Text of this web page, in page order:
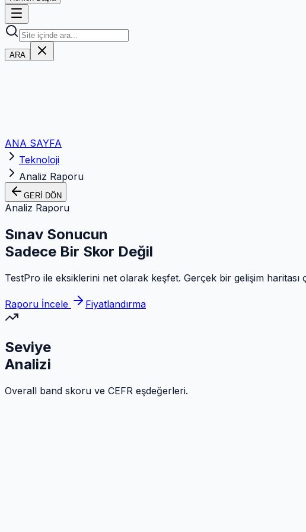
ARA
ANA SAYFA
Teknoloji
Analiz Raporu
GERİ DÖN
Analiz Raporu
Sınav Sonucun
Sadece Bir Skor Değil
TestPro ile eksiklerini net olarak keşfet. Gerçek bir gelişim haritası
Raporu İncele Fiyatlandırma
Seviye
Analizi
Overall band skoru ve CEFR eşdeğerleri.